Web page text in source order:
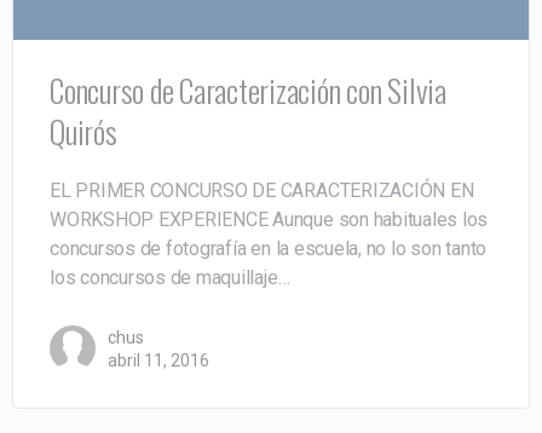
Concurso de Caracterización con Silvia
Quirós
EL PRIMER CONCURSO DE CARACTERIZACIÓN EN
WORKSHOP EXPERIENCE Aunque son habituales los
concursos de fotografía en la escuela, no lo son tanto
los concursos de maquillaje…
chus
abril 11, 2016